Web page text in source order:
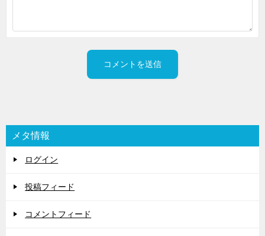
メタ情報
ログイン
投稿フィード
コメントフィード